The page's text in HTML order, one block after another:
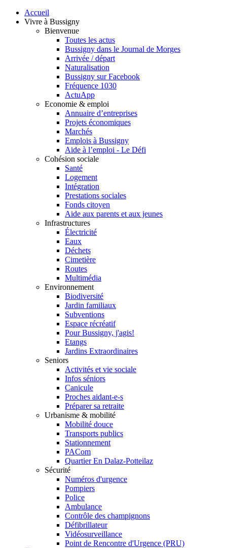
Accueil
Vivre à Bussigny
Bienvenue
Toutes les actus
Bussigny dans le Journal de Morges
Arrivée / départ
Naturalisation
Bussigny sur Facebook
Fréquence 1030
ActuApp
Economie & emploi
Annuaire d’entreprises
Projets économiques
Marchés
Emplois à Bussigny
Aide à l’emploi - Le Défi
Cohésion sociale
Santé
Logement
Intégration
Prestations sociales
Fonds citoyen
Aide aux parents et aux jeunes
Infrastructures
Électricité
Eaux
Déchets
Cimetière
Routes
Multimédia
Environnement
Biodiversité
Jardin familiaux
Subventions
Espace récréatif
Pour Bussigny, j'agis!
Etangs
Jardins Extraordinaires
Seniors
Activités et vie sociale
Infos séniors
Canicule
Proches aidant-e-s
Préparer sa retraite
Urbanisme & mobilité
Mobilité douce
Transports publics
Stationnement
PACom
Quartier En Dalaz-Potteilaz
Sécurité
Numéros d'urgence
Pompiers
Police
Ambulance
Contrôle des champignons
Défibrillateur
Vidéosurveillance
Point de Rencontre d'Urgence (PRU)